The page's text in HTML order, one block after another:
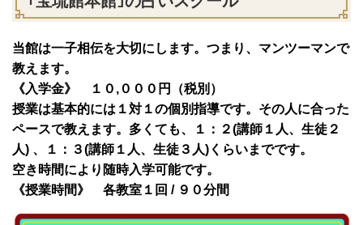
当館は一子相伝を大切にします。つまり、マンツーマンで
教えます。
《入学金》 １０,０００円（税別）
授業は基本的には１対１の個別指導です。その人に合った
ペースで教えます。多くても、１：２(講師１人、生徒２
人) 、１：３(講師１人、生徒３人)くらいまでです。
空き時間により随時入学可能です。
《授業時間》 各教室１回 / ９０分間